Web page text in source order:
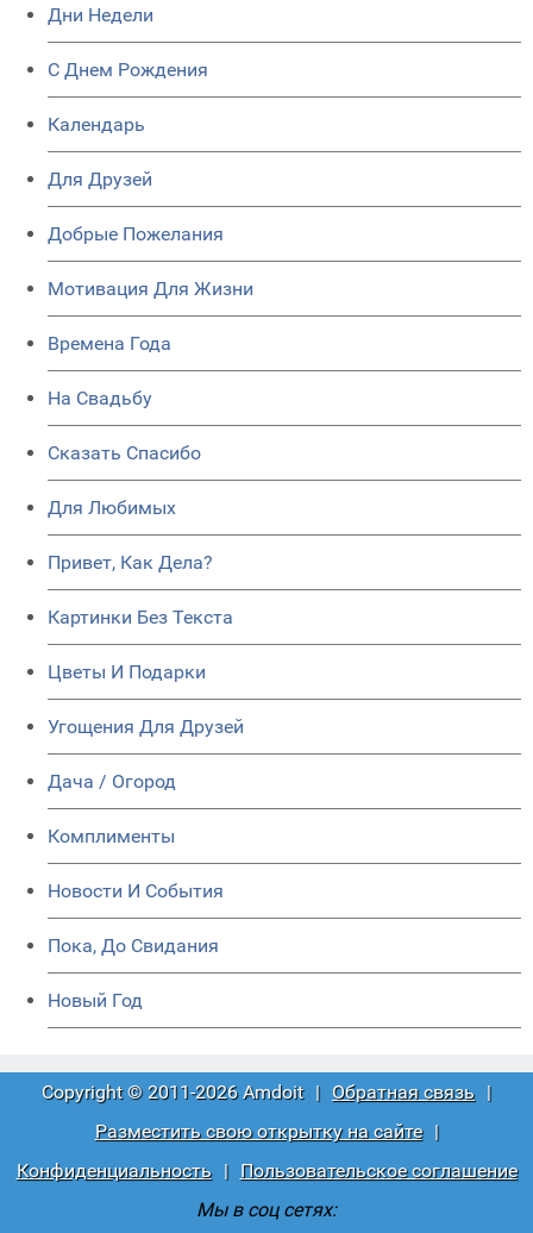
Дни Недели
C Днем Рождения
Календарь
Для Друзей
Добрые Пожелания
Мотивация Для Жизни
Времена Года
На Свадьбу
Сказать Спасибо
Для Любимых
Привет, Как Дела?
Картинки Без Текста
Цветы И Подарки
Угощения Для Друзей
Дача / Огород
Комплименты
Новости И События
Пока, До Свидания
Новый Год
Copyright © 2011-2026 Amdoit | Обратная связь |
Разместить свою открытку на сайте
|
Конфиденциальность
|
Пользовательское соглашение
Мы в соц сетях: